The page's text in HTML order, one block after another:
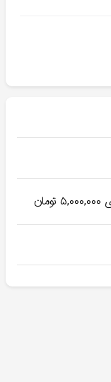
۵,۰۰۰,۰۰۰تومان